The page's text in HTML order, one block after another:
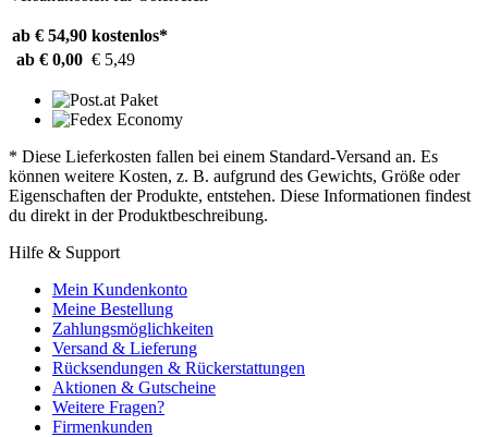
ab € 54,90 kostenlos*
ab € 0,00 € 5,49
* Diese Lieferkosten fallen bei einem Standard-Versand an. Es
können weitere Kosten, z. B. aufgrund des Gewichts, Größe oder
Eigenschaften der Produkte, entstehen. Diese Informationen findest
du direkt in der Produktbeschreibung.
Hilfe & Support
Mein Kundenkonto
Meine Bestellung
Zahlungsmöglichkeiten
Versand & Lieferung
Rücksendungen & Rückerstattungen
Aktionen & Gutscheine
Weitere Fragen?
Firmenkunden